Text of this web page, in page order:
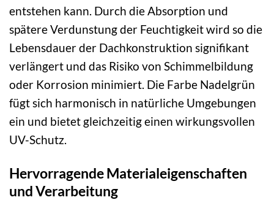
entstehen kann. Durch die Absorption und
spätere Verdunstung der Feuchtigkeit wird so die
Lebensdauer der Dachkonstruktion signifikant
verlängert und das Risiko von Schimmelbildung
oder Korrosion minimiert. Die Farbe Nadelgrün
fügt sich harmonisch in natürliche Umgebungen
ein und bietet gleichzeitig einen wirkungsvollen
UV-Schutz.
Hervorragende Materialeigenschaften
und Verarbeitung